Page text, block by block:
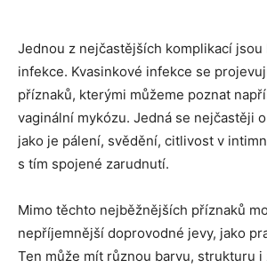
Jednou z nejčastějších komplikací jsou
infekce. Kvasinkové infekce se
příznaků, kterými můžeme poznat
vaginální mykózu. Jedná se nejčastěji
jako je pálení, svědění, citlivost v
s tím spojené zarudnutí.
Mimo těchto nejběžnějších příznaků
nepříjemnější doprovodné jevy, jako
Ten může mít různou barvu, strukturu i